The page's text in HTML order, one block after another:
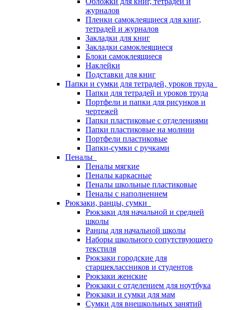
журналов
Пленки самоклеящиеся для книг,
тетрадей и журналов
Закладки для книг
Закладки самоклеящиеся
Блоки самоклеящиеся
Наклейки
Подставки для книг
Папки и сумки для тетрадей, уроков труда
Папки для тетрадей и уроков труда
Портфели и папки для рисунков и
чертежей
Папки пластиковые с отделениями
Папки пластиковые на молнии
Портфели пластиковые
Папки-сумки с ручками
Пеналы
Пеналы мягкие
Пеналы каркасные
Пеналы школьные пластиковые
Пеналы с наполнением
Рюкзаки, ранцы, сумки
Рюкзаки для начальной и средней
школы
Ранцы для начальной школы
Наборы школьного сопутствующего
текстиля
Рюкзаки городские для
старшеклассников и студентов
Рюкзаки женские
Рюкзаки с отделением для ноутбука
Рюкзаки и сумки для мам
Сумки для внешкольных занятий